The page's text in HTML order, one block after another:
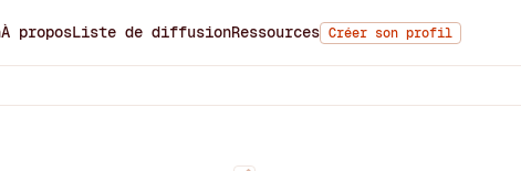
À proposListe de diffusionRessources Créer son profil